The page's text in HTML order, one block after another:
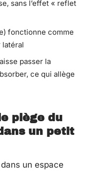
sans l’effet « reflet
fonctionne comme
passer la
ce qui allège
piège du
un petit
un espace